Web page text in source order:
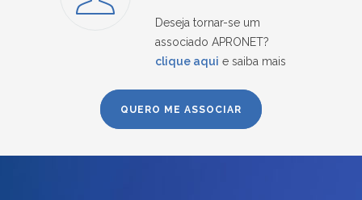
Deseja tornar-se um
associado APRONET?
clique aqui e saiba mais
QUERO ME ASSOCIAR